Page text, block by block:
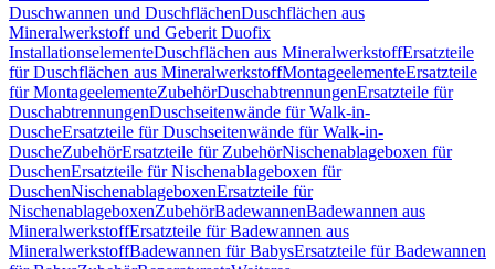
Duschwannen und DuschflächenDuschflächen aus
Mineralwerkstoff und Geberit Duofix
InstallationselementeDuschflächen aus MineralwerkstoffErsatzteile
für Duschflächen aus MineralwerkstoffMontageelementeErsatzteile
für MontageelementeZubehörDuschabtrennungenErsatzteile für
DuschabtrennungenDuschseitenwände für Walk-in-
DuscheErsatzteile für Duschseitenwände für Walk-in-
DuscheZubehörErsatzteile für ZubehörNischenablageboxen für
DuschenErsatzteile für Nischenablageboxen für
DuschenNischenablageboxenErsatzteile für
NischenablageboxenZubehörBadewannenBadewannen aus
MineralwerkstoffErsatzteile für Badewannen aus
MineralwerkstoffBadewannen für BabysErsatzteile für Badewannen